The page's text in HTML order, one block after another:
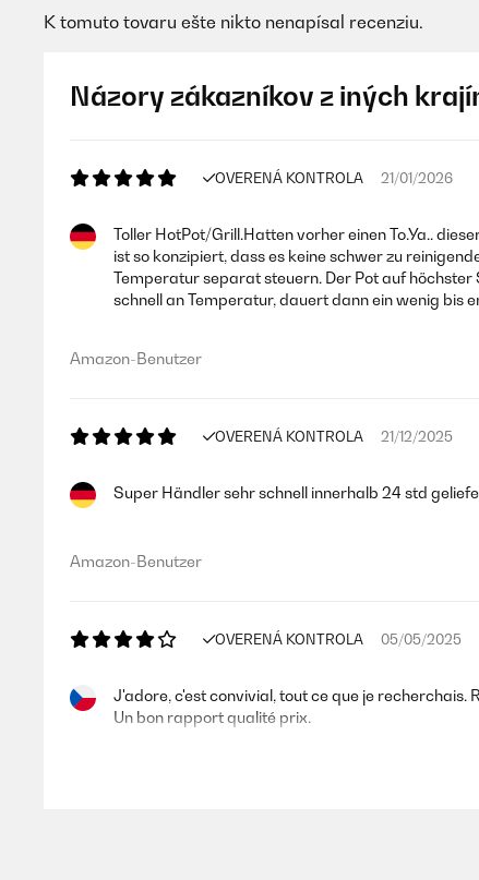
K tomuto tovaru ešte nikto nenapísal recenziu.
Názory zákazníkov z iných
OVERENÁ KONTROLA 21/01/2026
Toller HotPot/Grill.Hatten vorher einen To.Ya..
ist so konzipiert, dass es keine schwer zu
Temperatur separat steuern. Der Pot auf
schnell an Temperatur, dauert dann ein wenig bis
Amazon-Benutzer
OVERENÁ KONTROLA 21/12/2025
Super Händler sehr schnell innerhalb 24 std
Amazon-Benutzer
OVERENÁ KONTROLA 05/05/2025
J'adore, c'est convivial, tout ce que je recherchais.
Un bon rapport qualité prix.